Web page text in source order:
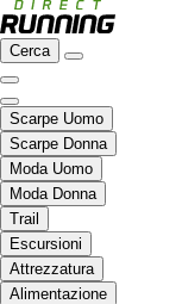
Cerca
Scarpe Uomo
Scarpe Donna
Moda Uomo
Moda Donna
Trail
Escursioni
Attrezzatura
Alimentazione